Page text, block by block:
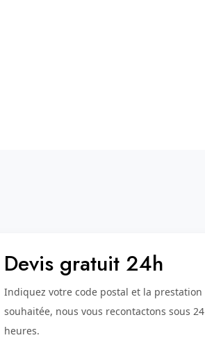
Devis gratuit 24h
Indiquez votre code postal et la prestation
souhaitée, nous vous recontactons sous 24
heures.